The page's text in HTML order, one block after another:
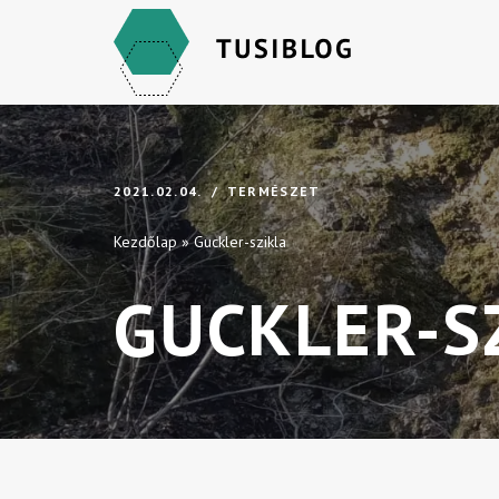
content
2021.02.04. TERMÉSZET
Kezdőlap»Guckler-szikla
GUCKLER-